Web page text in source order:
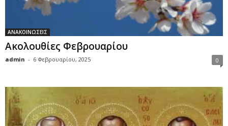
ΑΝΑΚΟΙΝΩΣΕΙΣ
Ακολουθίες Φεβρουαρίου
admin - 6 Φεβρουαρίου, 2025 0